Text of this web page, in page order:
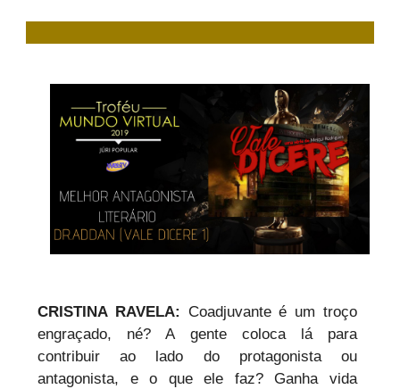
CRISTINA RAVELA: Coadjuvante é um troço
engraçado, né? A gente coloca lá para
contribuir ao lado do protagonista ou
antagonista, e o que ele faz? Ganha vida